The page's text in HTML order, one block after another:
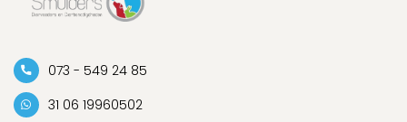
073 - 549 24 85
31 06 19960502